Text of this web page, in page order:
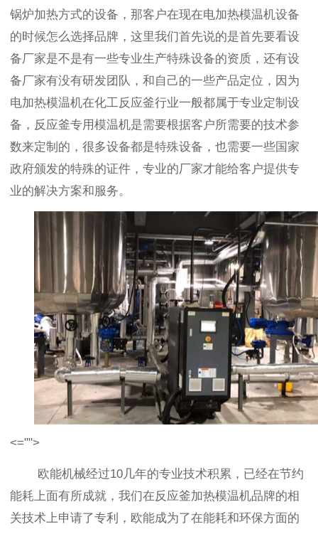
锅炉加热方式的设备，那客户在现在电加热模温机设备
的时候怎么选择品牌，这里我们首先说的是首先要看设
备厂家是不是有一些专业生产特殊设备的资质，还有设
备厂家有没有研发团队，和自己的一些产品定位，因为
电加热模温机在化工反应釜行业一般都属于专业定制设
备，反应釜专用模温机是需要根据客户所需要的技术参
数来定制的，很多设备都是特殊设备，也需要一些国家
政府颁发的特殊的证件，专业的厂家才能给客户提供专
业的解决方案和服务。
<="">
欧能机械经过10几年的专业技术积累，已经在节约
能耗上面有所成就，我们在反应釜加热模温机品牌的相
关技术上申请了专利，欧能成为了在能耗和环保方面的